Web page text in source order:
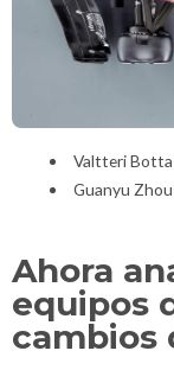
Valtteri
Guanyu
Ahora
equipos
cambios